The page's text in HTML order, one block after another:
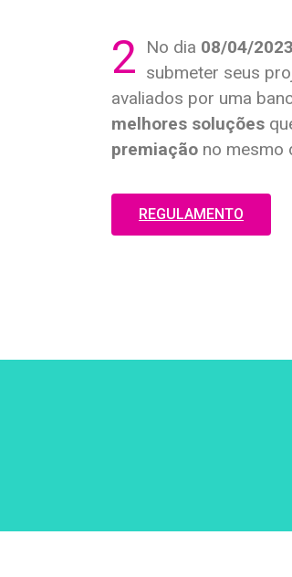
2 No dia 08/04/2023
submeter seus
avaliados por uma
melhores soluções
premiação no mesmo
REGULAMENTO